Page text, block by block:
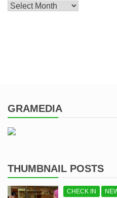
Archive
GRAMEDIA
THUMBNAIL POSTS
CHECK IN